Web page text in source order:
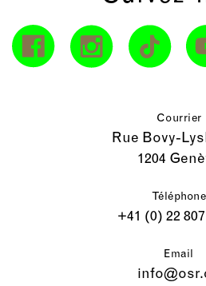
Courrier
Rue Bovy-
1204
Téléphone
+41 (0) 22
Email